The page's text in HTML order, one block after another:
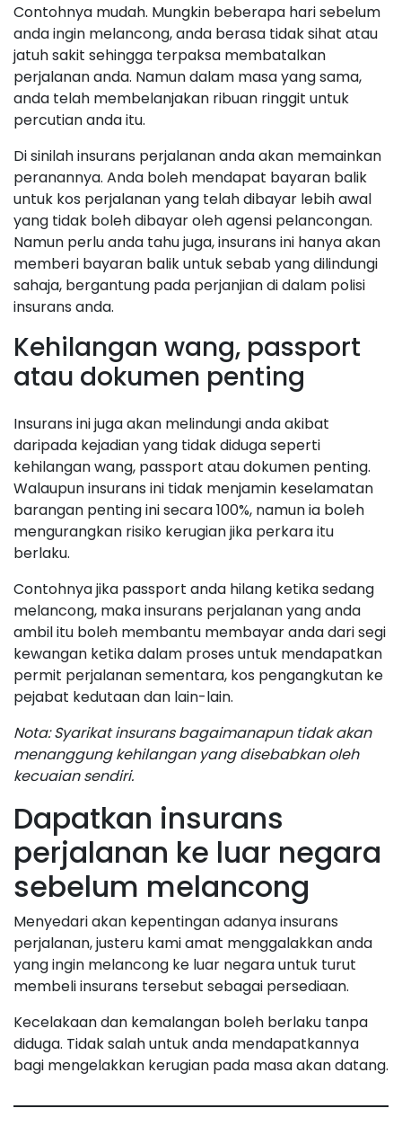
Contohnya mudah. Mungkin beberapa hari sebelum
anda ingin melancong, anda berasa tidak sihat atau
jatuh sakit sehingga terpaksa membatalkan
perjalanan anda. Namun dalam masa yang sama,
anda telah membelanjakan ribuan ringgit untuk
percutian anda itu.
Di sinilah insurans perjalanan anda akan memainkan
peranannya. Anda boleh mendapat bayaran balik
untuk kos perjalanan yang telah dibayar lebih awal
yang tidak boleh dibayar oleh agensi pelancongan.
Namun perlu anda tahu juga, insurans ini hanya akan
memberi bayaran balik untuk sebab yang dilindungi
sahaja, bergantung pada perjanjian di dalam polisi
insurans anda.
Kehilangan wang, passport
atau dokumen penting
Insurans ini juga akan melindungi anda akibat
daripada kejadian yang tidak diduga seperti
kehilangan wang, passport atau dokumen penting.
Walaupun insurans ini tidak menjamin keselamatan
barangan penting ini secara 100%, namun ia boleh
mengurangkan risiko kerugian jika perkara itu
berlaku.
Contohnya jika passport anda hilang ketika sedang
melancong, maka insurans perjalanan yang anda
ambil itu boleh membantu membayar anda dari segi
kewangan ketika dalam proses untuk mendapatkan
permit perjalanan sementara, kos pengangkutan ke
pejabat kedutaan dan lain-lain.
Nota: Syarikat insurans bagaimanapun tidak akan
menanggung kehilangan yang disebabkan oleh
kecuaian sendiri.
Dapatkan insurans
perjalanan ke luar negara
sebelum melancong
Menyedari akan kepentingan adanya insurans
perjalanan, justeru kami amat menggalakkan anda
yang ingin melancong ke luar negara untuk turut
membeli insurans tersebut sebagai persediaan.
Kecelakaan dan kemalangan boleh berlaku tanpa
diduga. Tidak salah untuk anda mendapatkannya
bagi mengelakkan kerugian pada masa akan datang.